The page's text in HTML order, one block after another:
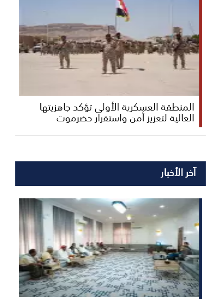
المنطقة العسكرية الأولى تؤكد جاهزيتها
العالية لتعزيز أمن واستقرار حضرموت
آخر الأخبار